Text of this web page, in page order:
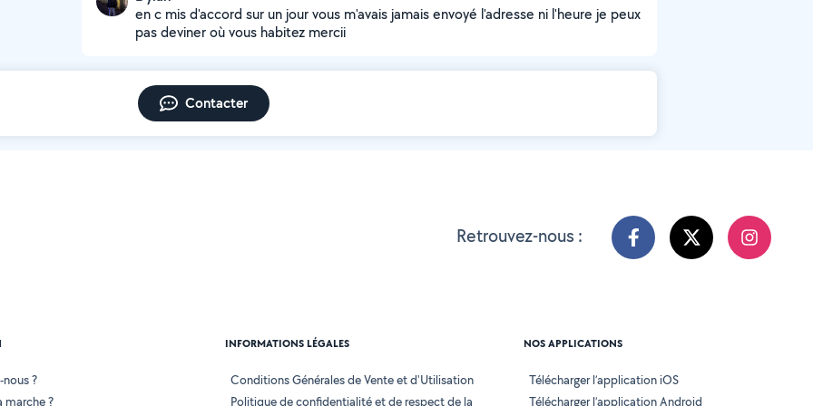
en c mis d'accord sur un jour vous m'avais jamais envoyé l'adresse ni l'heure je peux
pas deviner où vous habitez mercii
Contacter
Retrouvez-nous :
?
?
INFORMATIONS LÉGALES
Conditions Générales de Vente et d'Utilisation
Politique de confidentialité et de respect de la
NOS APPLICATIONS
Télécharger l’application iOS
Télécharger l’application Android